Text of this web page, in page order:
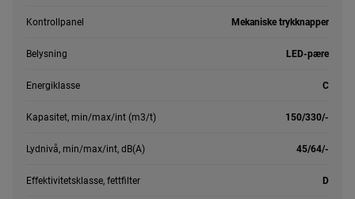
Kontrollpanel Mekaniske trykknapper
Belysning LED-pære
Energiklasse C
Kapasitet, min/max/int (m3/t) 150/330/-
Lydnivå, min/max/int, dB(A) 45/64/-
Effektivitetsklasse, fettfilter D